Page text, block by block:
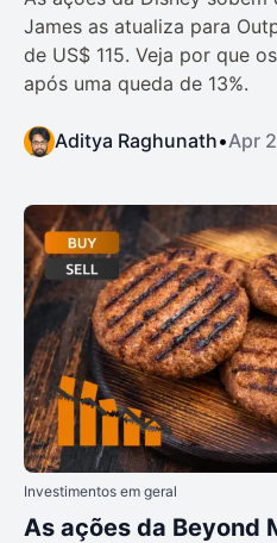
James as atualiza para
de US$ 115. Veja por que
após uma queda de 13%.
Aditya Raghunath•Apr
Investimentos em geral
As ações da Beyond